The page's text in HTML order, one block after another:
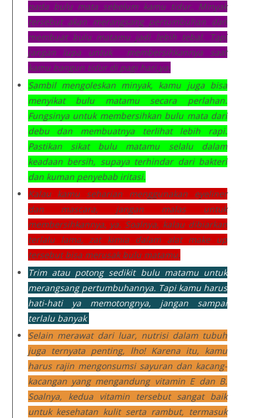
pada bulu mata sebelum kamu tidur. Minyak
tersebut akan merangsang pertumbuhan dan
membuat bulu matamu jadi lebih tebal. Tapi
jangan lupa untuk membersihkannya saat
kamu bangun tidur di pagi hari,ya.
Sambil mengoleskan minyak, kamu juga bisa
menyikat bulu matamu secara perlahan.
Fungsinya untuk membersihkan bulu mata dari
debu dan membuatnya terlihat lebih rapi.
Pastikan sikat bulu matamu selalu dalam
keadaan bersih, supaya terhindar dari bakteri
dan kuman penyebab iritasi.
Kalau kamu seharian menggunakan eyeliner
dan mascara, jangan malas untuk
membersihkannya, ya. Soalnya, kalau dibiarkan
terlalu lama, zat kimia dalam alat make up
tersebut bisa merusak bulu matamu.
Trim atau potong sedikit bulu matamu untuk
merangsang pertumbuhannya. Tapi kamu harus
hati-hati ya memotongnya, jangan sampai
terlalu banyak.
Selain merawat dari luar, nutrisi dalam tubuh
juga ternyata penting, lho! Karena itu, kamu
harus rajin mengonsumsi sayuran dan kacang-
kacangan yang mengandung vitamin E dan B.
Soalnya, kedua vitamin tersebut sangat baik
untuk kesehatan kulit serta rambut, termasuk